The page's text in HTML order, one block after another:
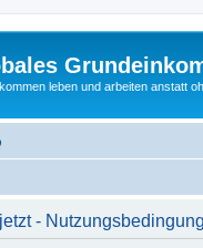
leben und arbeiten anstatt
-